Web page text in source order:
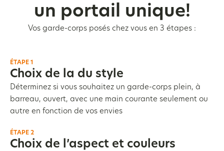
un portail unique!
Vos garde-corps posés chez vous en 3 étapes :
ÉTAPE 1
Choix de la du style
Déterminez si vous souhaitez un garde-corps plein, à
barreau, ouvert, avec une main courante seulement ou
autre en fonction de vos envies
ÉTAPE 2
Choix de l’aspect et couleurs